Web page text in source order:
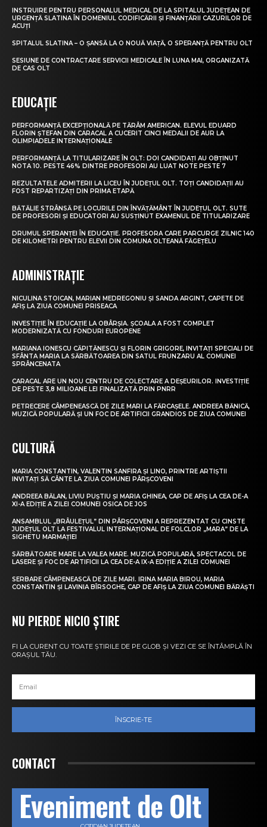
INSTRUIRE PENTRU PERSONALUL MEDICAL DE LA SPITALUL JUDEȚEAN DE
URGENȚĂ SLATINA ÎN DOMENIUL CODIFICĂRII ȘI FINANȚĂRII CAZURILOR DE
ACUȚI
SPITALUL SLATINA – O ȘANSĂ LA O NOUĂ VIAȚĂ, O SPERANȚĂ PENTRU OLT
SESIUNE DE CONTRACTARE SERVICII MEDICALE ÎN LUNA MAI, ORGANIZATĂ
DE CAS OLT
EDUCAȚIE
PERFORMANȚĂ EXCEPȚIONALĂ PE TĂRÂM AMERICAN. ELEVUL EDUARD
FLORIN ȘTEFAN DIN CARACAL A CUCERIT CINCI MEDALII DE AUR LA
OLIMPIADELE INTERNAȚIONALE
PERFORMANȚĂ LA TITULARIZARE ÎN OLT: DOI CANDIDAȚI AU OBȚINUT
NOTA 10. PESTE 46% DINTRE PROFESORI AU LUAT NOTE PESTE 7
REZULTATELE ADMITERII LA LICEU ÎN JUDEȚUL OLT. TOȚI CANDIDAȚII AU
FOST REPARTIZAȚI DIN PRIMA ETAPĂ
BĂTĂLIE STRÂNSĂ PE LOCURILE DIN ÎNVĂȚĂMÂNT ÎN JUDEȚUL OLT. SUTE
DE PROFESORI ȘI EDUCATORI AU SUSȚINUT EXAMENUL DE TITULARIZARE
DRUMUL SPERANȚEI ÎN EDUCAȚIE. PROFESORA CARE PARCURGE ZILNIC 140
DE KILOMETRI PENTRU ELEVII DIN COMUNA OLTEANĂ FĂGEȚELU
ADMINISTRAȚIE
NICULINA STOICAN, MARIAN MEDREGONIU ȘI SANDA ARGINT, CAPETE DE
AFIȘ LA ZIUA COMUNEI PRISEACA
INVESTIȚIE ÎN EDUCAȚIE LA OBÂRȘIA. ȘCOALA A FOST COMPLET
MODERNIZATĂ CU FONDURI EUROPENE
MARIANA IONESCU CĂPITĂNESCU ȘI FLORIN GRIGORE, INVITAȚI SPECIALI DE
SFÂNTA MARIA LA SĂRBĂTOAREA DIN SATUL FRUNZARU AL COMUNEI
SPRÂNCENATA
CARACAL ARE UN NOU CENTRU DE COLECTARE A DEȘEURILOR. INVESTIȚIE
DE PESTE 3,8 MILIOANE LEI FINALIZATĂ PRIN PNRR
PETRECERE CÂMPENEASCĂ DE ZILE MARI LA FĂRCAȘELE. ANDREEA BĂNICĂ,
MUZICĂ POPULARĂ ȘI UN FOC DE ARTIFICII GRANDIOS DE ZIUA COMUNEI
CULTURĂ
MARIA CONSTANTIN, VALENTIN SANFIRA ȘI LINO, PRINTRE ARTIȘTII
INVITAȚI SĂ CÂNTE LA ZIUA COMUNEI PÂRȘCOVENI
ANDREEA BĂLAN, LIVIU PUȘTIU ȘI MARIA GHINEA, CAP DE AFIȘ LA CEA DE-A
XI-A EDIȚIE A ZILEI COMUNEI OSICA DE JOS
ANSAMBLUL „BRÂULEȚUL” DIN PÂRȘCOVENI A REPREZENTAT CU CINSTE
JUDEȚUL OLT LA FESTIVALUL INTERNAȚIONAL DE FOLCLOR „MARA” DE LA
SIGHETU MARMAȚIEI
SĂRBĂTOARE MARE LA VALEA MARE. MUZICĂ POPULARĂ, SPECTACOL DE
LASERE ȘI FOC DE ARTIFICII LA CEA DE-A IX-A EDIȚIE A ZILEI COMUNEI
SERBARE CÂMPENEASCĂ DE ZILE MARI. IRINA MARIA BIROU, MARIA
CONSTANTIN ȘI LAVINIA BÎRSOGHE, CAP DE AFIȘ LA ZIUA COMUNEI BĂRĂȘTI
NU PIERDE NICIO ȘTIRE
FI LA CURENT CU TOATE ȘTIRILE DE PE GLOB ȘI VEZI CE SE ÎNTÂMPLĂ ÎN
ORAȘUL TĂU.
ÎNSCRIE-TE
CONTACT
Eveniment de Olt